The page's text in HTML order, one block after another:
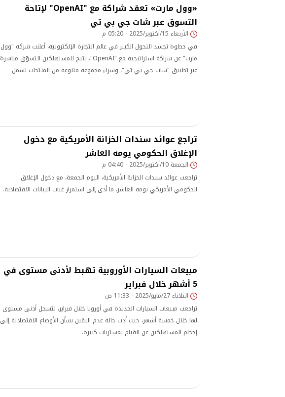
«وول مارت» تعقد شراكة مع "OpenAI" لإتاحة
التسوق عبر شات جي بي تي
الأربعاء 15/أكتوبر/2025 - 05:20 م
في خطوة تجسد التحول الكبير في عالم التجارة الإلكترونية، أعلنت شركة "وول
مارت" عن شراكة استراتيجية مع "OpenAI"، تتيح للمستهلكين التسوّق مباشرة
عبر تطبيق "شات جي بي تي"، وشراء مجموعة متنوعة من المنتجات تشمل
تراجع عوائد سندات الخزانة الأمريكية مع دخول
الإغلاق الحكومي يومه العاشر
الجمعة 10/أكتوبر/2025 - 04:40 م
تراجعت عوائد سندات الخزانة الأمريكية، اليوم الجمعة، مع دخول الإغلاق
الحكومي الأمريكي يومه العاشر، ما أدى إلى استمرار غياب البيانات الاقتصادية.
مبيعات السيارات الأوروبية تهبط لأدنى مستوى في
5 أشهر خلال فبراير
الثلاثاء 27/مايو/2025 - 11:33 ص
تراجعت مبيعات السيارات الجديدة في أوروبا خلال فبراير، لتسجل أدنى مستوى
لها خلال خمسة أشهر، حيث أدت حالة عدم اليقين بشأن الأوضاع الاقتصادية إلى
إحجام المستهلكين عن القيام بمشتريات كبيرة.